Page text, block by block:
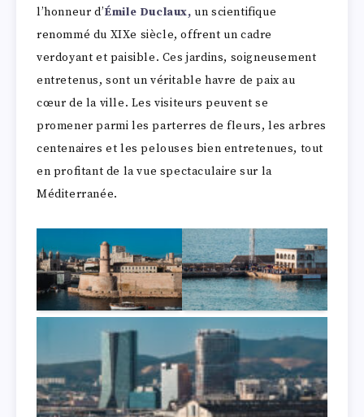
l’honneur d’Émile Duclaux, un scientifique
renommé du XIXe siècle, offrent un cadre
verdoyant et paisible. Ces jardins, soigneusement
entretenus, sont un véritable havre de paix au
cœur de la ville. Les visiteurs peuvent se
promener parmi les parterres de fleurs, les arbres
centenaires et les pelouses bien entretenues, tout
en profitant de la vue spectaculaire sur la
Méditerranée.